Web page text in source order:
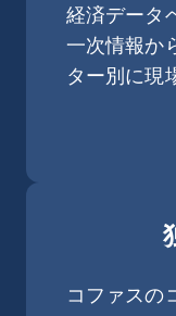
経済データ
一次情報か
ター別に現
コファスの